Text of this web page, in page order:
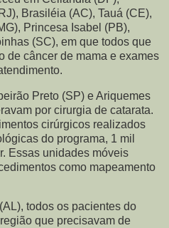
Brasiléia (AC), Tauá (CE),
Princesa Isabel (PB),
(SC), em que todos que
de câncer de mama e exames
Preto (SP) e Ariquemes
por cirurgia de catarata.
cirúrgicos realizados
do programa, 1 mil
Essas unidades móveis
como mapeamento
todos os pacientes do
que precisavam de